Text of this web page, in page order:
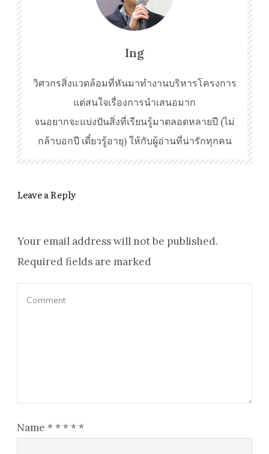
Ing
วิศวกรสิ่งแวดล้อมที่หันมาทำงานบริหารโครงการ
แต่สนใจเรื่องการนำเสนอมาก
จนอยากจะแบ่งปันสิ่งที่เรียนรู้มาตลอดหลายปี (ไม่
กล้าบอกปี เดี๋ยวรู้อายุ) ให้กับผู้อ่านที่น่ารักทุกคน
Leave a Reply
Your email address will not be published.
Required fields are marked
Name * * * * *